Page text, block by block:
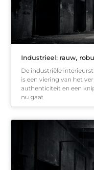
Industrieel: rauw,
De industriële
is een viering van het
authenticiteit en een
nu gaat